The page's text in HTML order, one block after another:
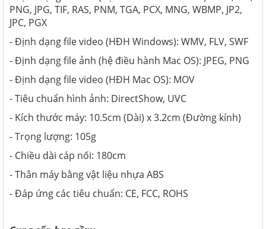
PNG, JPG, TIF, RAS, PNM, TGA, PCX, MNG, WBMP, JP2,
JPC, PGX
- Định dạng file video (HĐH Windows): WMV, FLV, SWF
- Định dạng file ảnh (hệ điều hành Mac OS): JPEG, PNG
- Định dạng file video (HĐH Mac OS): MOV
- Tiêu chuẩn hình ảnh: DirectShow, UVC
- Kích thước máy: 10.5cm (Dài) x 3.2cm (Đường kính)
- Trọng lượng: 105g
- Chiều dài cáp nối: 180cm
- Thân máy bằng vật liệu nhựa ABS
- Đáp ứng các tiêu chuẩn: CE, FCC, ROHS